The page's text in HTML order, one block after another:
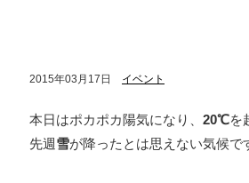
2015年03月17日 イベント
本日はポカポカ陽気になり、 20℃を
先週 雪が降ったとは思えない気候で